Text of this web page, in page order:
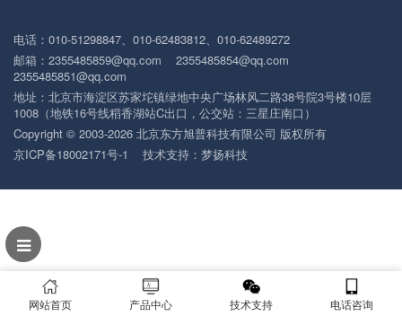
电话：010-51298847、010-62483812、010-62489272
邮箱：2355485859@qq.com 2355485854@qq.com
2355485851@qq.com
地址：北京市海淀区苏家坨镇绿地中央广场林风二路38号院3号楼10层
1008（地铁16号线稻香湖站C出口，公交站：三星庄南口）
Copyright © 2003-2026 北京东方旭普科技有限公司 版权所有
京ICP备18002171号-1
技术支持： 梦扬科技
网站首页 产品中心 技术支持 电话咨询